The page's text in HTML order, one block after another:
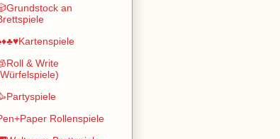
an
& Write
Rollenspiele